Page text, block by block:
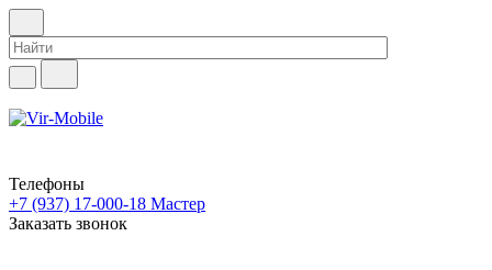
Телефоны
+7 (937) 17-000-18 Мастер
Заказать звонок